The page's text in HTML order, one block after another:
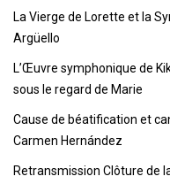
La Vierge de Lorette et la
Argüello
L’Œuvre symphonique de
sous le regard de Marie
Cause de béatification et
Carmen Hernández
Retransmission Clôture de